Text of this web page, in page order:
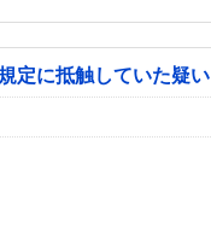
定に抵触していた疑い